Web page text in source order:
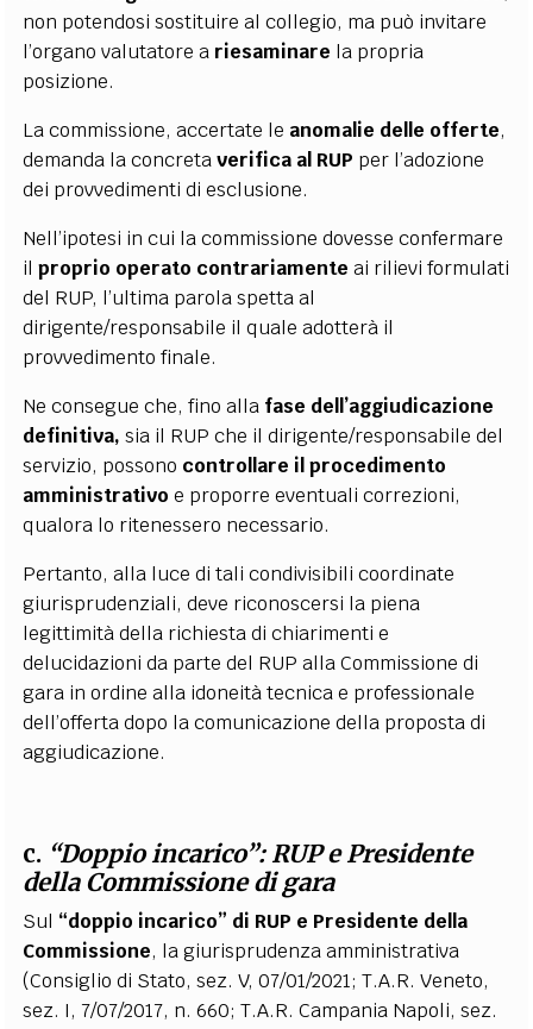
non potendosi sostituire al collegio, ma può invitare
l’organo valutatore a riesaminare la propria
posizione.
La commissione, accertate le anomalie delle offerte,
demanda la concretaverifica al RUP per l’adozione
dei provvedimenti di esclusione.
Nell’ipotesi in cui la commissione dovesse confermare
ilproprio operato contrariamente ai rilievi formulati
del RUP, l’ultima parola spetta al
dirigente/responsabile il quale adotterà il
provvedimento finale.
Ne consegue che, fino alla fase dell’aggiudicazione
definitiva, sia il RUP che il dirigente/responsabile del
servizio, possono controllare il procedimento
amministrativo e proporre eventuali correzioni,
qualora lo ritenessero necessario.
Pertanto, alla luce di tali condivisibili coordinate
giurisprudenziali, deve riconoscersi la piena
legittimità della richiesta di chiarimenti e
delucidazioni da parte del RUP alla Commissione di
gara in ordine alla idoneità tecnica e professionale
dell’offerta dopo la comunicazione della proposta di
aggiudicazione.
c. “Doppio incarico”: RUP e Presidente
della Commissione di gara
Sul “doppio incarico” di RUP e Presidente della
Commissione, la giurisprudenza amministrativa
(Consiglio di Stato, sez. V, 07/01/2021; T.A.R. Veneto,
sez. I, 7/07/2017, n. 660; T.A.R. Campania Napoli, sez.